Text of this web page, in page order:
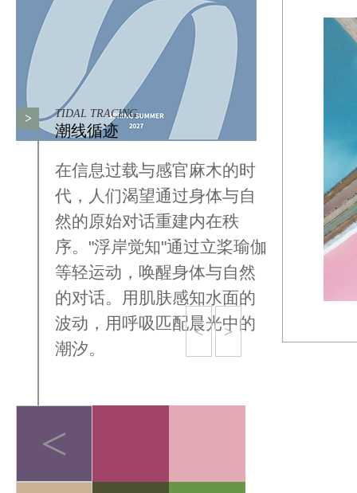
< >
> TIDAL TRACING
潮线循迹
在信息过载与感官麻木的时
代，人们渴望通过身体与自
然的原始对话重建内在秩
序。"浮岸觉知"通过立桨瑜伽
等轻运动，唤醒身体与自然
的对话。用肌肤感知水面的
波动，用呼吸匹配晨光中的
潮汐。
<